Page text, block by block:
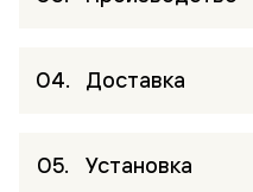
Доставка
Установка